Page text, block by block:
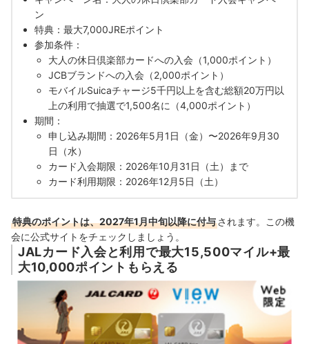
ン
特典：最大7,000JREポイント
参加条件：
大人の休日倶楽部カードへの入会（1,000ポイント）
JCBブランドへの入会（2,000ポイント）
モバイルSuicaチャージ5千円以上を含む総額20万円以
上の利用で抽選で1,500名に（4,000ポイント）
期間：
申し込み期間：2026年5月1日（金）〜2026年9月30
日（水）
カード入会期限：2026年10月31日（土）まで
カード利用期限：2026年12月5日（土）
特典のポイントは、2027年1月中旬以降に付与されます。この機
会に公式サイトをチェックしましょう。
JALカード入会と利用で最大15,500マイル+最
大10,000ポイントもらえる